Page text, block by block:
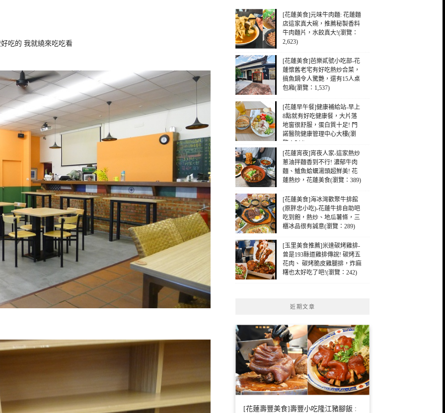
吃的 我就繞來吃吃看
[花蓮美食]元味牛肉麵: 花蓮麵
店這家真大碗，推薦秘製香料
牛肉麵片，水餃真大!(瀏覽：
2,623)
[花蓮美食]芭樂貳號小吃部-花
蓮懷舊老宅有好吃熱炒合菜，
搞魚鍋令人驚艷，還有15人桌
包廂(瀏覽：1,537)
[花蓮早午餐]健康補給站-早上
8點就有好吃健康餐，大片落
地窗很舒服，蛋白質十足! 門
諾醫院健康管理中心大樓(瀏
覽：544)
[花蓮宵夜]宵夜人家-這家熱炒
蔥油拌麵香到不行! 濃郁牛肉
麵、鱸魚蛤蠣湯頭超鮮美! 花
蓮熱炒，花蓮美食(瀏覽：389)
[花蓮美食]海冰灣歡聚牛排館
(原胖忠小吃)-花蓮牛排自助吧
吃到飽，熱炒、地瓜薯條，三
櫃冰品很有誠意(瀏覽：289)
[玉里美食推薦]米達碳烤雞排-
曾是193縣道雞排傳說! 碳烤五
花肉、 碳烤脆皮雞腿排，炸麻
糬也太好吃了吧!(瀏覽：242)
近期文章
[花蓮壽豐美食]壽豐小吃隆江豬腳飯 :